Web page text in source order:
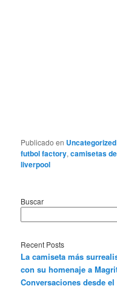
Publicado en Uncategorized
futbol factory,camisetas
liverpool
Buscar
Recent Posts
La camiseta más
con su homenaje a
Conversaciones desde